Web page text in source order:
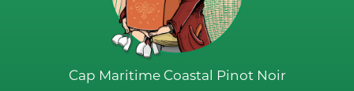
Cap Maritime Coastal Pinot Noir